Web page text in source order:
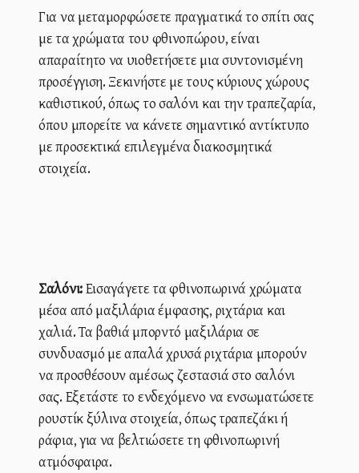
Για να μεταμορφώσετε πραγματικά το σπίτι σας
με τα χρώματα του φθινοπώρου, είναι
απαραίτητο να υιοθετήσετε μια συντονισμένη
προσέγγιση. Ξεκινήστε με τους κύριους χώρους
καθιστικού, όπως το σαλόνι και την τραπεζαρία,
όπου μπορείτε να κάνετε σημαντικό αντίκτυπο
με προσεκτικά επιλεγμένα διακοσμητικά
στοιχεία.
Σαλόνι:Εισαγάγετε τα φθινοπωρινά χρώματα
μέσα από μαξιλάρια έμφασης, ριχτάρια και
χαλιά. Τα βαθιά μπορντό μαξιλάρια σε
συνδυασμό με απαλά χρυσά ριχτάρια μπορούν
να προσθέσουν αμέσως ζεστασιά στο σαλόνι
σας. Εξετάστε το ενδεχόμενο να ενσωματώσετε
ρουστίκ ξύλινα στοιχεία, όπως τραπεζάκι ή
ράφια, για να βελτιώσετε τη φθινοπωρινή
ατμόσφαιρα.